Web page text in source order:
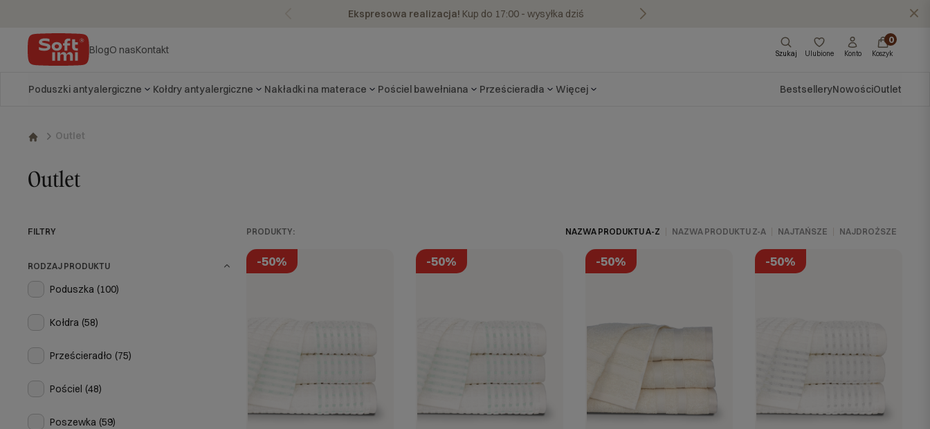
Ekspresowa realizacja! Kup do 17:00 - wysyłka dziś Zadzwoń do nas: 570
X
BlogO nasKontakt Szukaj Ulubione Konto
0
Koszyk
Poduszki antyalergiczne Kołdry antyalergiczne Nakładki na materace Pościel bawełniana Prześcieradła Więcej BestselleryNowościOutlet
Outlet
Outlet
FILTRY
RODZAJ PRODUKTU
Poduszka (100)
Kołdra (58)
Prześcieradło (75)
Pościel (48)
Poszewka (59)
PRODUKTY: NAZWA PRODUKTU A-Z NAZWA PRODUKTU Z-A NAJTAŃSZE NAJDROŻSZE
-50% -50% -50% -50%